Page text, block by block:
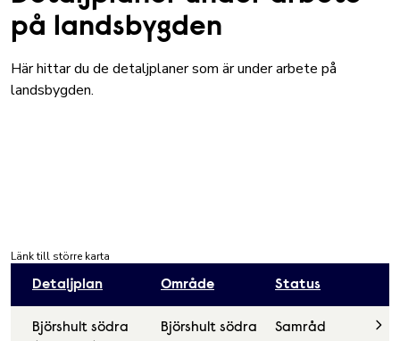
på landsbygden
Här hittar du de detaljplaner som är under arbete på
landsbygden.
Länk till större karta
Detaljplan
Område Status
Björshult södra
Björshult södra Samråd